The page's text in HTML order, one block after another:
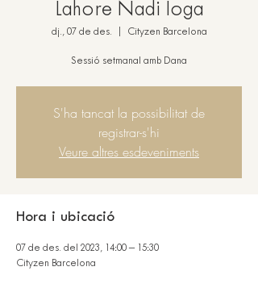
Lahore Nadi Ioga
dj., 07 de des. Cityzen Barcelona
Sessió setmanal amb Dana
S'ha tancat la possibilitat de
registrar-s'hi
Veure altres esdeveniments
Hora i ubicació
07 de des. del 2023, 14:00 – 15:30
Cityzen Barcelona